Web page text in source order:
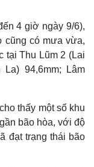
4 giờ ngày 9/6),
cũng có mưa vừa,
tại Thu Lũm 2 (Lai
94,6mm; Lâm
thấy một số khu
bão hòa, với độ
đạt trạng thái bão